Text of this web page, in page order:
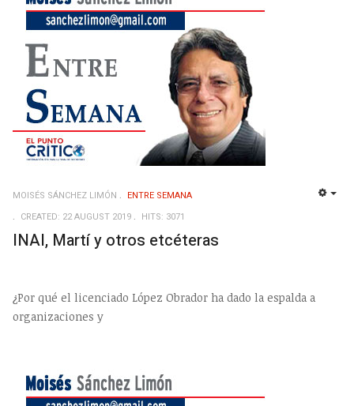
MOISÉS SÁNCHEZ LIMÓN
ENTRE SEMANA
CREATED: 22 AUGUST 2019
HITS: 3071
INAI, Martí y otros etcéteras
¿Por qué el licenciado López Obrador ha dado la espalda a
organizaciones y